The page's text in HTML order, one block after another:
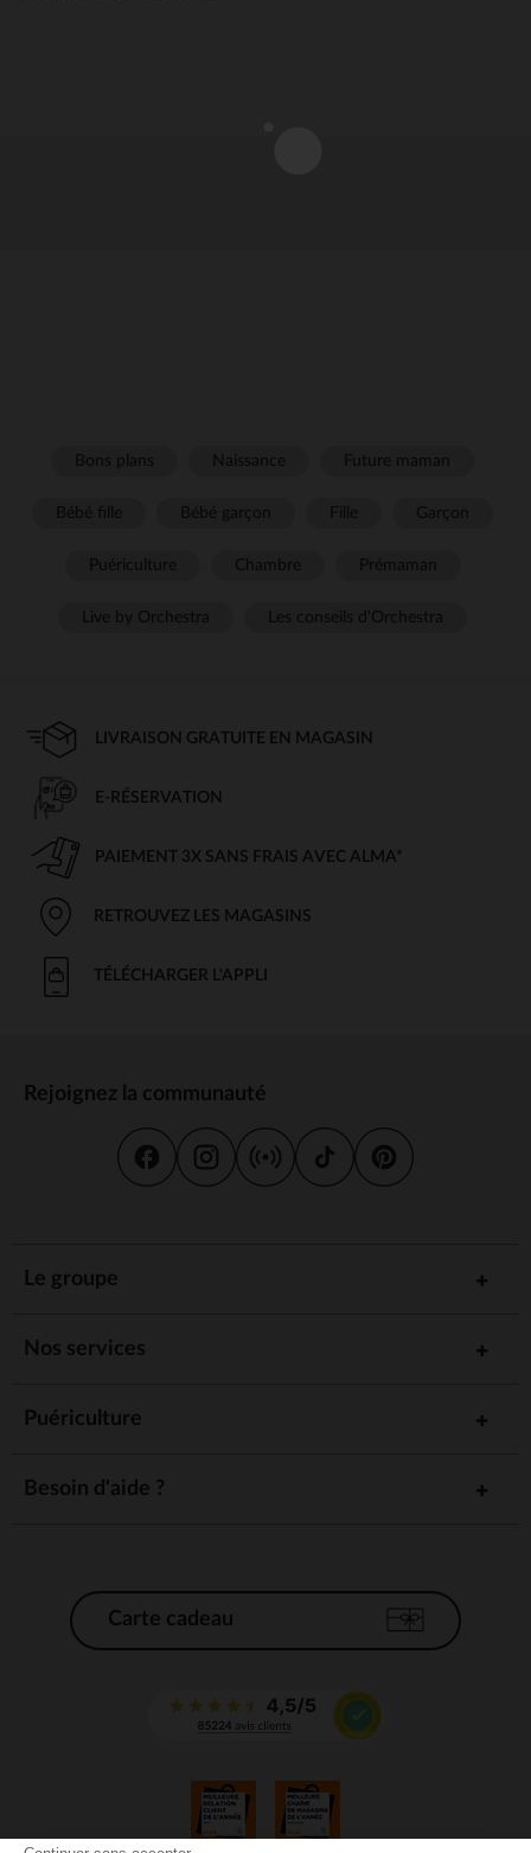
LIVRAISON GRATUITE EN MAGASIN
E-RÉSERVATION
PAIEMENT 3X SANS FRAIS AVEC ALMA*
RETROUVEZ LES MAGASINS
TÉLÉCHARGER L'APPLI
Rejoignez la communauté
Le groupe
Nos services
Puériculture
Besoin d'aide ?
Carte cadeau